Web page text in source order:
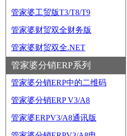
管家婆工贸版T3/T8/T9
管家婆财贸双全财务版
管家婆财贸双全.NET
管家婆分销ERP系列
管家婆分销ERP中的二维码
管家婆分销ERP V3/A8
管家婆ERPV3/A8通讯版